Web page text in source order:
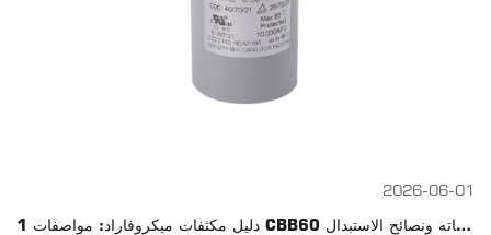
2026-06-01
1 دليل مكثفات ميكروفاراد: مواصفات CBB60 واستخداماته ونصائح الاستبدال